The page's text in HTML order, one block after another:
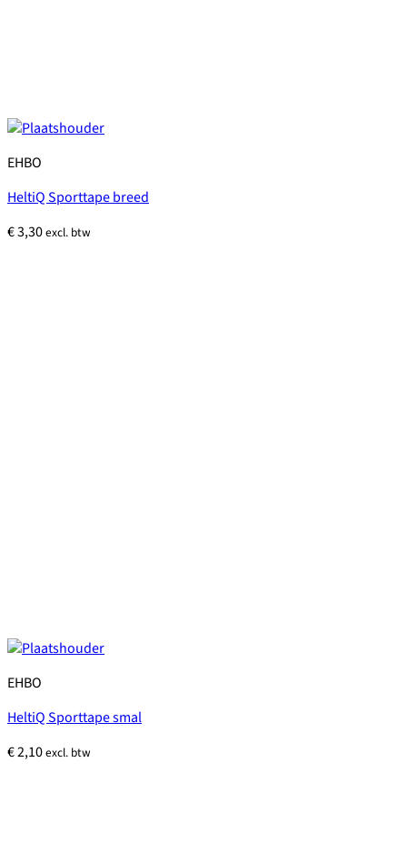
EHBO
HeltiQ Sporttape breed
€3,30excl. btw
EHBO
HeltiQ Sporttape smal
€2,10excl. btw